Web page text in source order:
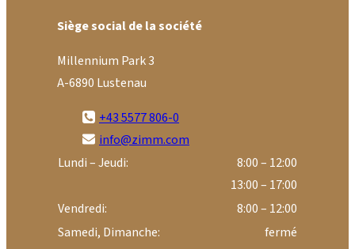
Siège social de la société
Millennium Park 3
A-6890 Lustenau
+43 5577 806-0
info@zimm.com
Lundi – Jeudi:
8:00 – 12:00
13:00 – 17:00
Vendredi:
8:00 – 12:00
Samedi, Dimanche:
fermé